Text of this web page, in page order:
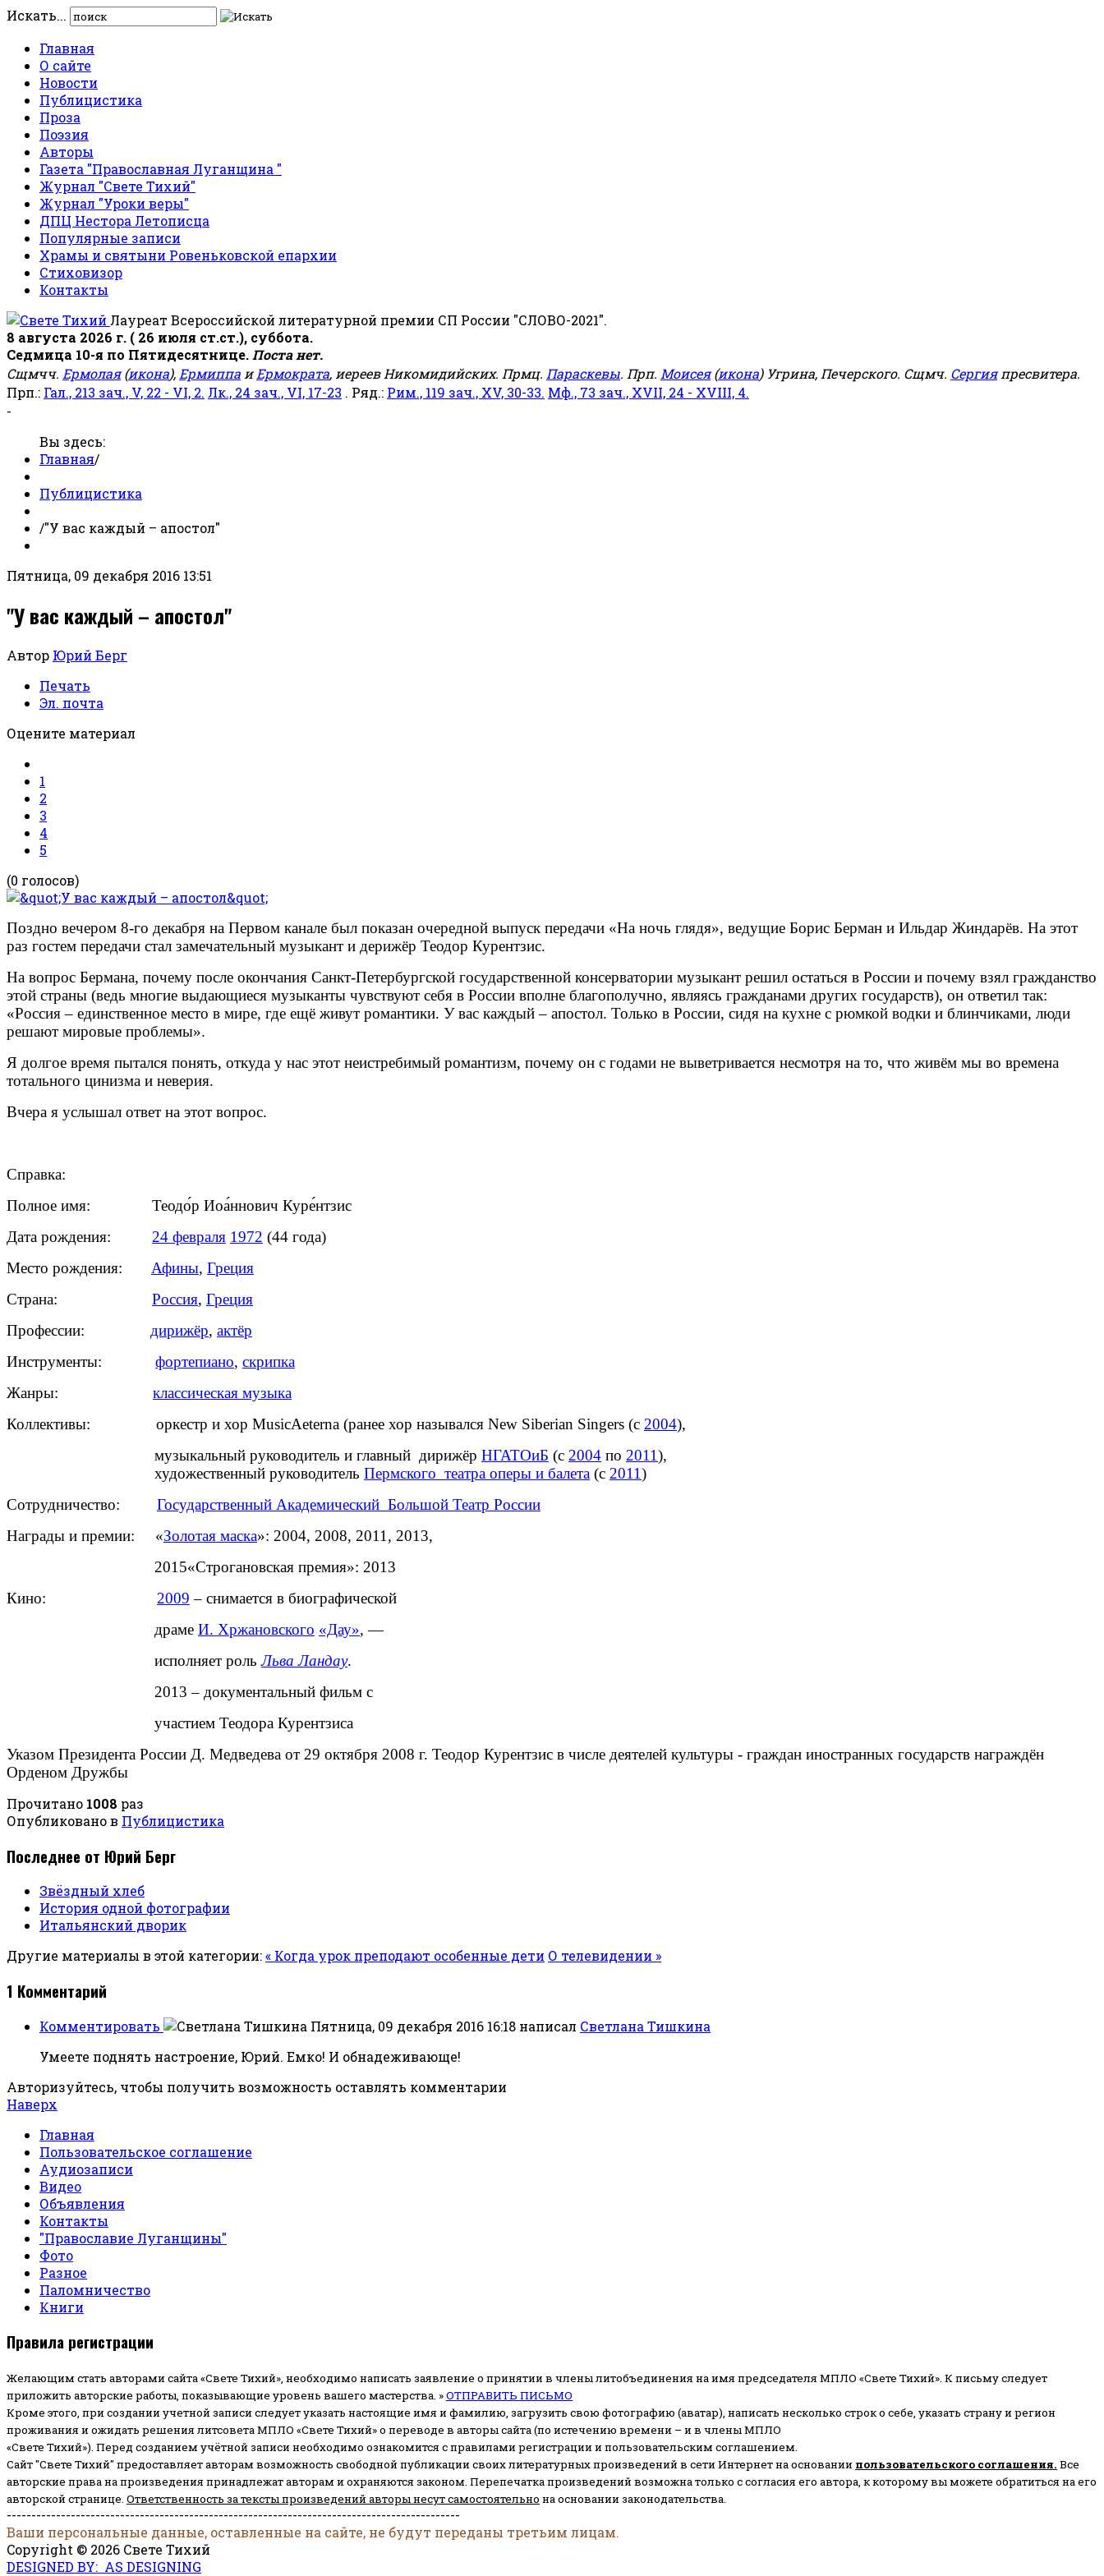
Искать...
Главная
О сайте
Новости
Публицистика
Проза
Поэзия
Авторы
Газета "Православная Луганщина "
Журнал "Свете Тихий"
Журнал "Уроки веры"
ДПЦ Нестора Летописца
Популярные записи
Храмы и святыни Ровеньковской епархии
Стиховизор
Контакты
Лауреат Всероссийской литературной премии СП России "СЛОВО-2021".
8 августа 2026 г. ( 26 июля ст.ст.), суббота.
Седмица 10-я по Пятидесятнице. Поста нет.
Сщмчч. Ермолая(икона), Ермиппа иЕрмократа, иереев Никомидийских. Прмц. Параскевы. Прп. Моисея(икона) Угрина, Печерского. Сщмч. Сергияпресвитера.
Прп.: Гал., 213 зач., V, 22 - VI, 2. Лк., 24 зач., VI, 17-23 . Ряд.: Рим., 119 зач., XV, 30-33. Мф., 73 зач., XVII, 24 - XVIII, 4.
-
Вы здесь:
Главная/
Публицистика
/"У вас каждый – апостол"
Пятница, 09 декабря 2016 13:51
"У вас каждый – апостол"
Автор Юрий Берг
Печать
Эл. почта
Оцените материал
1
2
3
4
5
(0 голосов)
Поздно вечером 8-го декабря на Первом канале был показан очередной выпуск передачи «На ночь глядя», ведущие Борис Берман и Ильдар Жиндарёв. На этот
раз гостем передачи стал замечательный музыкант и дерижёр Теодор Курентзис.
На вопрос Бермана, почему после окончания Санкт-Петербургской государственной консерватории музыкант решил остаться в России и почему взял гражданство
этой страны (ведь многие выдающиеся музыканты чувствуют себя в России вполне благополучно, являясь гражданами других государств), он ответил так:
«Россия – единственное место в мире, где ещё живут романтики. У вас каждый – апостол. Только в России, сидя на кухне с рюмкой водки и блинчиками, люди
решают мировые проблемы».
Я долгое время пытался понять, откуда у нас этот неистребимый романтизм, почему он с годами не выветривается несмотря на то, что живём мы во времена
тотального цинизма и неверия.
Вчера я услышал ответ на этот вопрос.
Справка:
Полное имя: Теодо́р Иоа́ннович Куре́нтзис
Дата рождения: 24 февраля 1972 (44 года)
Место рождения: Афины, Греция
Страна: Россия, Греция
Профессии: дирижёр, актёр
Инструменты: фортепиано, скрипка
Жанры: классическая музыка
Коллективы: оркестр и хор MusicAeterna (ранее хор назывался New Siberian Singers (с 2004),
музыкальный руководитель и главный дирижёр НГАТОиБ (с 2004 по 2011),
художественный руководитель Пермского театра оперы и балета (с 2011)
Сотрудничество: Государственный Академический Большой Театр России
Награды и премии: «Золотая маска»: 2004, 2008, 2011, 2013,
2015«Строгановская премия»: 2013
Кино: 2009 – снимается в биографической
драме И. Хржановского «Дау», —
исполняет рольЛьва Ландау.
2013 – документальный фильм c
участием Теодора Курентзиса
Указом Президента России Д. Медведева от 29 октября 2008 г. Теодор Курентзис в числе деятелей культуры - граждан иностранных государств награждён
Орденом Дружбы
Прочитано 1008 раз
Опубликовано в Публицистика
Последнее от Юрий Берг
Звёздный хлеб
История одной фотографии
Итальянский дворик
Другие материалы в этой категории:« Когда урок преподают особенные дети О телевидении »
1 Комментарий
Комментировать Пятница, 09 декабря 2016 16:18 написал Светлана Тишкина
Умеете поднять настроение, Юрий. Емко! И обнадеживающе!
Авторизуйтесь, чтобы получить возможность оставлять комментарии
Наверх
Главная
Пользовательское соглашение
Аудиозаписи
Видео
Объявления
Контакты
"Православие Луганщины"
Фото
Разное
Паломничество
Книги
Правила регистрации
Желающим стать авторами сайта «Свете Тихий», необходимо написать заявление о принятии в члены литобъединения на имя председателя МПЛО «Свете Тихий». К письму следует
приложить авторские работы, показывающие уровень вашего мастерства. »ОТПРАВИТЬ ПИСЬМО
Кроме этого, при создании учетной записи следует указать настоящие имя и фамилию, загрузить свою фотографию (аватар), написать несколько строк о себе, указать страну и регион
проживания и ожидать решения литсовета МПЛО «Свете Тихий» о переводе в авторы сайта (по истечению времени – и в члены МПЛО
«Свете Тихий»). Перед созданием учётной записи необходимо ознакомится с правилами регистрации и пользовательским соглашением.
Сайт "Свете Тихий" предоставляет авторам возможность свободной публикации своих литературных произведений в сети Интернет на основании пользовательского соглашения. Все
авторские права на произведения принадлежат авторам и охраняются законом. Перепечатка произведений возможна только с согласия его автора, к которому вы можете обратиться на его
авторской странице. Ответственность за тексты произведений авторы несут самостоятельно на основании законодательства.
--------------------------------------------------------------------------------------------
Ваши персональные данные, оставленные на сайте, не будут переданы третьим лицам.
Copyright © 2026 Свете Тихий
DESIGNED BY: AS DESIGNING